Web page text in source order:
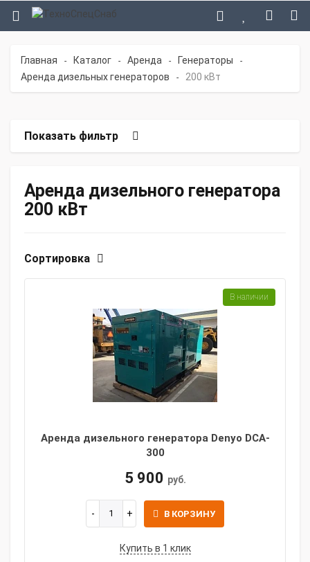
Главная - Каталог - Аренда - Генераторы -
Аренда дизельных генераторов - 200 кВт
Показать фильтр
Аренда дизельного генератора
200 кВт
Сортировка
Аренда дизельного генератора Denyo DCA-
300
5 900 руб.
В КОРЗИНУ
Купить в 1 клик
В наличии